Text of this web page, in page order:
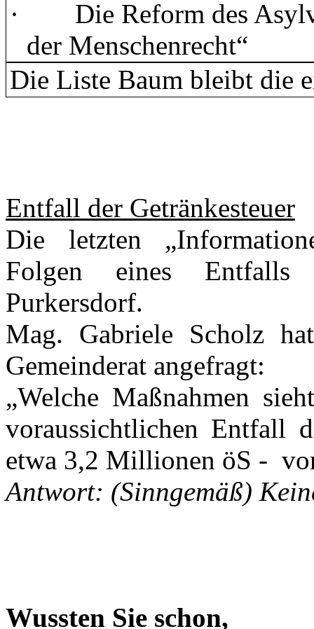
·
Die Reform des
der Menschenrecht“
Die Liste Baum bleibt die
Entfall der Getränkesteuer
Die letzten
Folgen eines Entfalls
Purkersdorf.
Mag. Gabriele Scholz
Gemeinderat angefragt:
„Welche Maßnahmen
voraussichtlichen Entfall
etwa 3,2 Millionen öS -
Antwort: (Sinngemäß)
Wussten Sie schon,